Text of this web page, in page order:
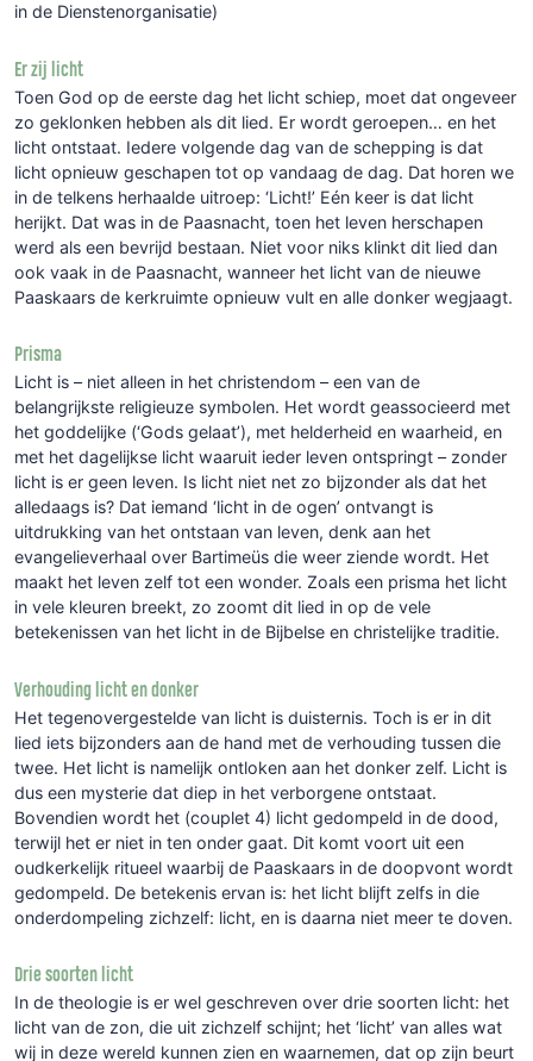
in de Dienstenorganisatie)
Er zij licht
Toen God op de eerste dag het licht schiep, moet dat ongeveer
zo geklonken hebben als dit lied. Er wordt geroepen… en het
licht ontstaat. Iedere volgende dag van de schepping is dat
licht opnieuw geschapen tot op vandaag de dag. Dat horen we
in de telkens herhaalde uitroep: ‘Licht!’ Eén keer is dat licht
herijkt. Dat was in de Paasnacht, toen het leven herschapen
werd als een bevrijd bestaan. Niet voor niks klinkt dit lied dan
ook vaak in de Paasnacht, wanneer het licht van de nieuwe
Paaskaars de kerkruimte opnieuw vult en alle donker wegjaagt.
Prisma
Licht is – niet alleen in het christendom – een van de
belangrijkste religieuze symbolen. Het wordt geassocieerd met
het goddelijke (‘Gods gelaat’), met helderheid en waarheid, en
met het dagelijkse licht waaruit ieder leven ontspringt – zonder
licht is er geen leven. Is licht niet net zo bijzonder als dat het
alledaags is? Dat iemand ‘licht in de ogen’ ontvangt is
uitdrukking van het ontstaan van leven, denk aan het
evangelieverhaal over Bartimeüs die weer ziende wordt. Het
maakt het leven zelf tot een wonder. Zoals een prisma het licht
in vele kleuren breekt, zo zoomt dit lied in op de vele
betekenissen van het licht in de Bijbelse en christelijke traditie.
Verhouding licht en donker
Het tegenovergestelde van licht is duisternis. Toch is er in dit
lied iets bijzonders aan de hand met de verhouding tussen die
twee. Het licht is namelijk ontloken aan het donker zelf. Licht is
dus een mysterie dat diep in het verborgene ontstaat.
Bovendien wordt het (couplet 4) licht gedompeld in de dood,
terwijl het er niet in ten onder gaat. Dit komt voort uit een
oudkerkelijk ritueel waarbij de Paaskaars in de doopvont wordt
gedompeld. De betekenis ervan is: het licht blijft zelfs in die
onderdompeling zichzelf: licht, en is daarna niet meer te doven.
Drie soorten licht
In de theologie is er wel geschreven over drie soorten licht: het
licht van de zon, die uit zichzelf schijnt; het ‘licht’ van alles wat
wij in deze wereld kunnen zien en waarnemen, dat op zijn beurt